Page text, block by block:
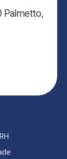
Palmetto,